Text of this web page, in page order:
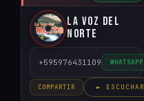
La Voz del
Norte
+595976431109 WHATSAPP
COMPARTIR ► ESCUCHAR